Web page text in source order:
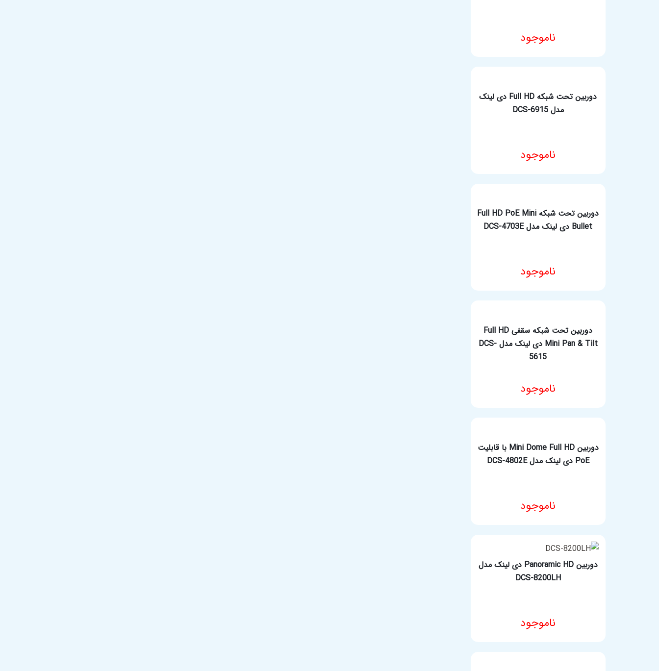
ناموجود
مشخصات فنی محصول
دوربین تحت شبکه Full HD دی لینک
مدل DCS-6915
ناموجود
مشخصات فنی محصول
دوربین تحت شبکه Full HD PoE Mini
Bullet دی لینک مدل DCS-4703E
ناموجود
مشخصات فنی محصول
دوربین تحت شبکه سقفی Full HD
Mini Pan & Tilt دی لینک مدل DCS-
5615
ناموجود
مشخصات فنی محصول
دوربین Mini Dome Full HD با قابلیت
PoE دی لینک مدل DCS-4802E
ناموجود
مشخصات فنی محصول
دوربین Panoramic HD دی لینک مدل
DCS-8200LH
ناموجود
مشخصات فنی محصول